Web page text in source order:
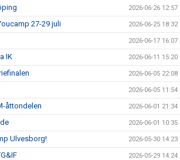
2026-06-26 12:57
27-29 juli 2026-06-25 18:32
2026-06-17 16:07
IK 2026-06-11 15:20
2026-06-05 22:08
2026-06-05 11:54
åttondelen 2026-06-01 21:34
2026-06-01 10:35
Ulvesborg! 2026-05-30 14:23
2026-05-29 14:24